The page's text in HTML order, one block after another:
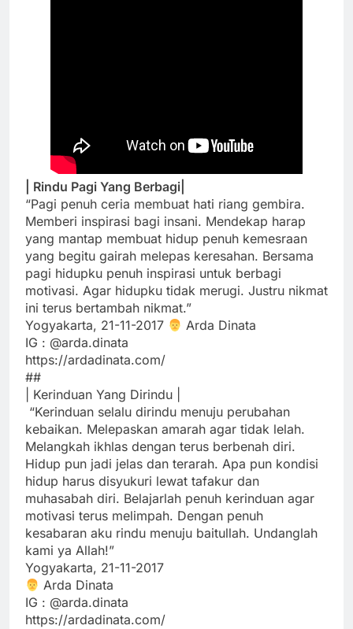
| Rindu Pagi Yang Berbagi|
“Pagi penuh ceria membuat hati riang gembira.
Memberi inspirasi bagi insani. Mendekap harap
yang mantap membuat hidup penuh kemesraan
yang begitu gairah melepas keresahan. Bersama
pagi hidupku penuh inspirasi untuk berbagi
motivasi. Agar hidupku tidak merugi. Justru nikmat
ini terus bertambah nikmat.”
Yogyakarta, 21-11-2017
‍ Arda Dinata
IG : @arda.dinata
https://ardadinata.com/
##
| Kerinduan Yang Dirindu |
“Kerinduan selalu dirindu menuju perubahan
kebaikan. Melepaskan amarah agar tidak lelah.
Melangkah ikhlas dengan terus berbenah diri.
Hidup pun jadi jelas dan terarah. Apa pun kondisi
hidup harus disyukuri lewat tafakur dan
muhasabah diri. Belajarlah penuh kerinduan agar
motivasi terus melimpah. Dengan penuh
kesabaran aku rindu menuju baitullah. Undanglah
kami ya Allah!”
Yogyakarta, 21-11-2017
Arda Dinata
IG : @arda.dinata
https://ardadinata.com/